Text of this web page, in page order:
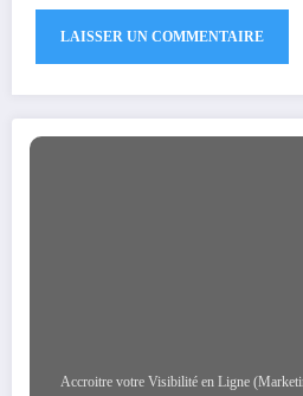
Accroitre votre Visibilité en Ligne